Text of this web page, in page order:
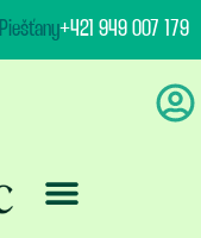
Piešťany+421 949 007 179